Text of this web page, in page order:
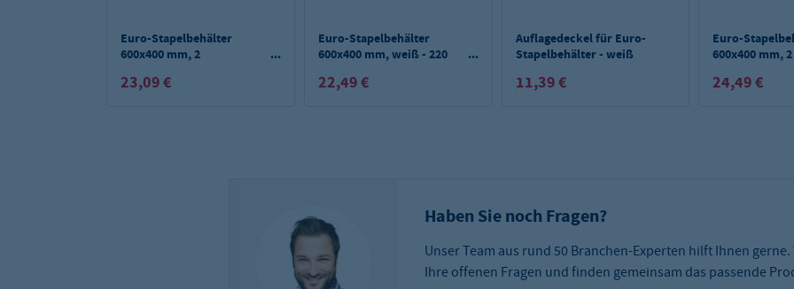
Euro-Stapelbehälter
600x400 mm, 2
mm
23,09 €
Euro-Stapelbehälter
600x400 mm, weiß - 220
22,49 €
Auflagedeckel für Euro-
Stapelbehälter - weiß
11,39 €
Euro-
600x400 mm, 2
mm
24,49 €
Haben Sie noch Fragen?
Unser Team aus rund 50 Branchen-Experten hilft Ihnen
Ihre offenen Fragen und finden gemeinsam das passende